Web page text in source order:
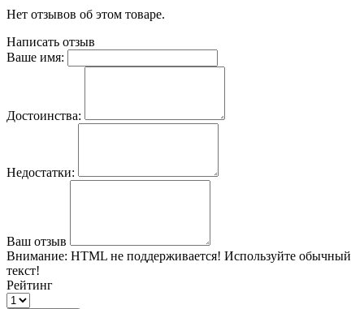
Нет отзывов об этом товаре.
Написать отзыв
Ваше имя:
Достоинства:
Недостатки:
Ваш отзыв
Внимание: HTML не поддерживается! Используйте обычный
текст!
Рейтинг